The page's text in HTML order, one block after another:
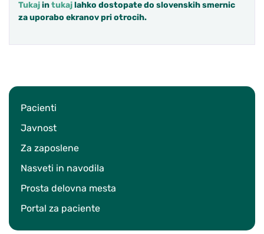
Pacienti
Javnost
Za zaposlene
Nasveti in navodila
Prosta delovna mesta
Portal za paciente
Tukajintukajlahko dostopate do slovenskih smernic
za uporabo ekranov pri otrocih.